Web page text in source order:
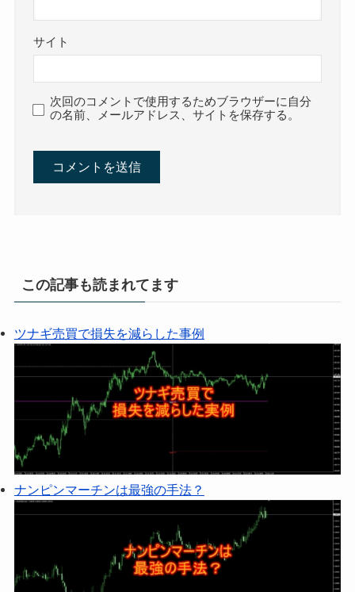
サイト
次回のコメントで使用するためブラウザーに自分
の名前、メールアドレス、サイトを保存する。
この記事も読まれてます
ツナギ売買で損失を減らした事例
ナンピンマーチンは最強の手法？